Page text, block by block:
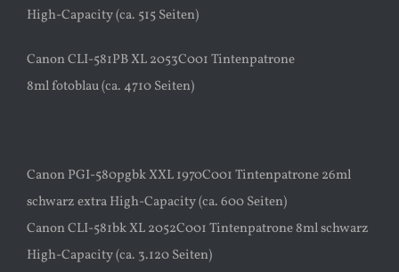
High-Capacity (ca. 515 Seiten)
Canon CLI-581PB XL 2053C001 Tintenpatrone
8ml fotoblau (ca. 4710 Seiten)
Canon PGI-580pgbk XXL 1970C001 Tintenpatrone 26ml
schwarz extra High-Capacity (ca. 600 Seiten)
Canon CLI-581bk XL 2052C001 Tintenpatrone 8ml schwarz
High-Capacity (ca. 3.120 Seiten)